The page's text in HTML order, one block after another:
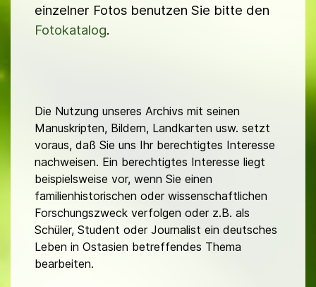
einzelner Fotos benutzen Sie bitte den
Fotokatalog.
Die Nutzung unseres Archivs mit seinen
Manuskripten, Bildern, Landkarten usw. setzt
voraus, daß Sie uns Ihr berechtigtes Interesse
nachweisen. Ein berechtigtes Interesse liegt
beispielsweise vor, wenn Sie einen
familienhistorischen oder wissenschaftlichen
Forschungszweck verfolgen oder z.B. als
Schüler, Student oder Journalist ein deutsches
Leben in Ostasien betreffendes Thema
bearbeiten.